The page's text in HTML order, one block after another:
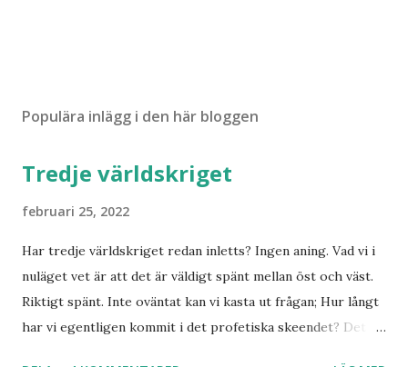
Populära inlägg i den här bloggen
Tredje världskriget
februari 25, 2022
Har tredje världskriget redan inletts? Ingen aning. Vad vi i
nuläget vet är att det är väldigt spänt mellan öst och väst.
Riktigt spänt. Inte oväntat kan vi kasta ut frågan; Hur långt
har vi egentligen kommit i det profetiska skeendet? Det